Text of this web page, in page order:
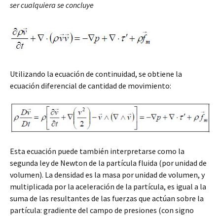
ser cualquiera se concluye
Utilizando la ecuación de continuidad, se obtiene la
ecuación diferencial de cantidad de movimiento:
Esta ecuación puede también interpretarse como la
segunda ley de Newton de la partícula fluida (por unidad de
volumen). La densidad es la masa por unidad de volumen, y
multiplicada por la aceleración de la partícula, es igual a la
suma de las resultantes de las fuerzas que actúan sobre la
partícula: gradiente del campo de presiones (con signo